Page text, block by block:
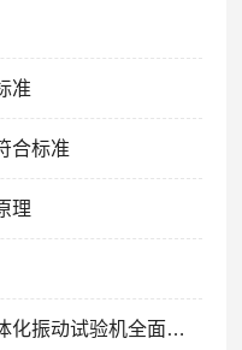
准
合标准
理
利辉公司自主研发垂直水平一体化振动试验机全面上市